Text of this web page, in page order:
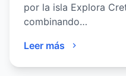
por la isla Explora
combinando…
Leer más